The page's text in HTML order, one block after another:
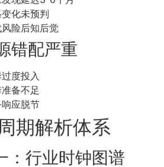
化未预判
险后知后觉
错配严重
度投入
备不足
应脱节
期解析体系
：行业时钟图谱